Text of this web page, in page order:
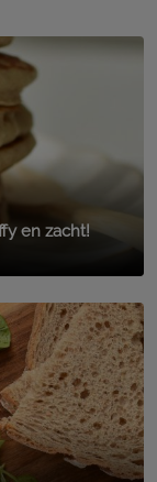
en zacht!